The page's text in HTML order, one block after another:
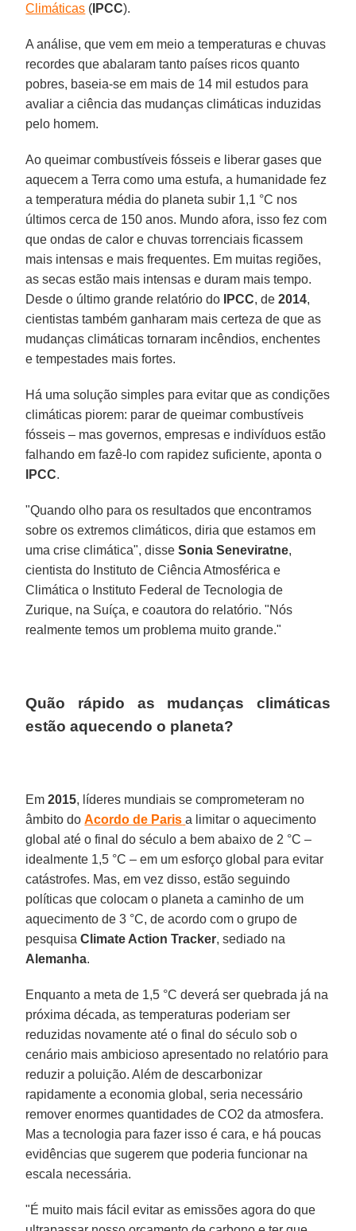
Climáticas ( IPCC).
A análise, que vem em meio a temperaturas e chuvas
recordes que abalaram tanto países ricos quanto
pobres, baseia-se em mais de 14 mil estudos para
avaliar a ciência das mudanças climáticas induzidas
pelo homem.
Ao queimar combustíveis fósseis e liberar gases que
aquecem a Terra como uma estufa, a humanidade fez
a temperatura média do planeta subir 1,1 °C nos
últimos cerca de 150 anos. Mundo afora, isso fez com
que ondas de calor e chuvas torrenciais ficassem
mais intensas e mais frequentes. Em muitas regiões,
as secas estão mais intensas e duram mais tempo.
Desde o último grande relatório do
IPCC, de2014,
cientistas também ganharam mais certeza de que as
mudanças climáticas tornaram incêndios, enchentes
e tempestades mais fortes.
Há uma solução simples para evitar que as condições
climáticas piorem: parar de queimar combustíveis
fósseis – mas governos, empresas e indivíduos estão
falhando em fazê-lo com rapidez suficiente, aponta o
IPCC.
"Quando olho para os resultados que encontramos
sobre os extremos climáticos, diria que estamos em
uma crise climática", disseSonia Seneviratne,
cientista do Instituto de Ciência Atmosférica e
Climática o Instituto Federal de Tecnologia de
Zurique, na Suíça, e coautora do relatório. "Nós
realmente temos um problema muito grande."
Quão rápido as mudanças climáticas
estão aquecendo o planeta?
Em2015, líderes mundiais se comprometeram no
âmbito doAcordo de Paris a limitar o aquecimento
global até o final do século a bem abaixo de 2 °C –
idealmente 1,5 °C – em um esforço global para evitar
catástrofes. Mas, em vez disso, estão seguindo
políticas que colocam o planeta a caminho de um
aquecimento de 3 °C, de acordo com o grupo de
pesquisaClimate Action Tracker, sediado na
Alemanha.
Enquanto a meta de 1,5 °C deverá ser quebrada já na
próxima década, as temperaturas poderiam ser
reduzidas novamente até o final do século sob o
cenário mais ambicioso apresentado no relatório para
reduzir a poluição. Além de descarbonizar
rapidamente a economia global, seria necessário
remover enormes quantidades de CO2 da atmosfera.
Mas a tecnologia para fazer isso é cara, e há poucas
evidências que sugerem que poderia funcionar na
escala necessária.
"É muito mais fácil evitar as emissões agora do que